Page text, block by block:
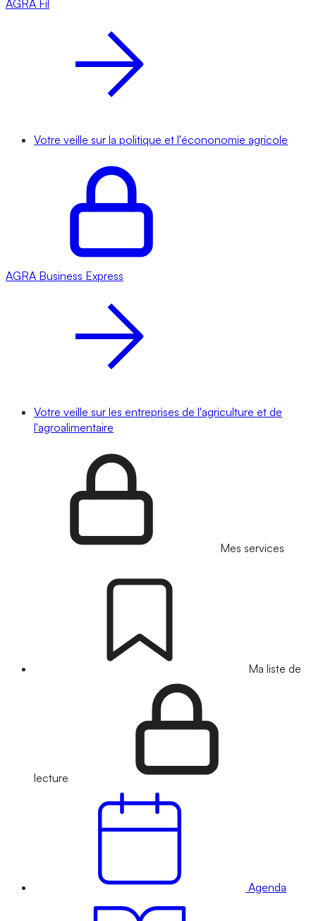
AGRA Fil
Votre veille sur la politique et l'écononomie agricole
AGRA Business Express
Votre veille sur les entreprises de l'agriculture et de
l'agroalimentaire
Mes services
Ma liste de
lecture
Agenda